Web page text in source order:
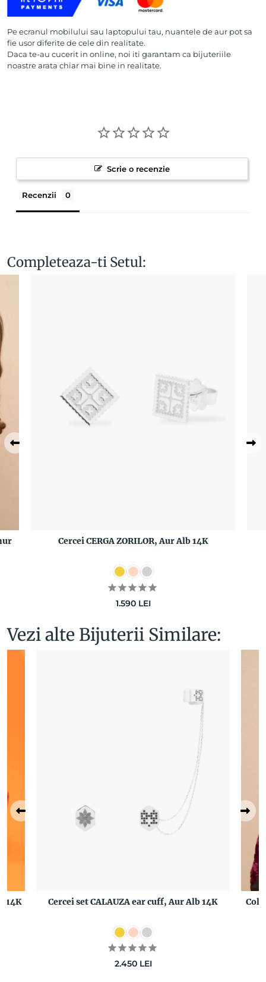
Pe ecranul mobilului sau laptopului tau, nuantele de aur pot sa
fie usor diferite de cele din realitate.
Daca te-au cucerit in online, noi iti garantam ca bijuteriile
noastre arata chiar mai bine in realitate.
Scrie o recenzie
Recenzii
Completeaza-ti Setul:
Cercei CERGA ZORILOR, Aur Alb 14K
1.590 LEI
Vezi alte Bijuterii Similare:
14K Cercei set CALAUZA ear cuff, Aur Alb 14K
2.450 LEI